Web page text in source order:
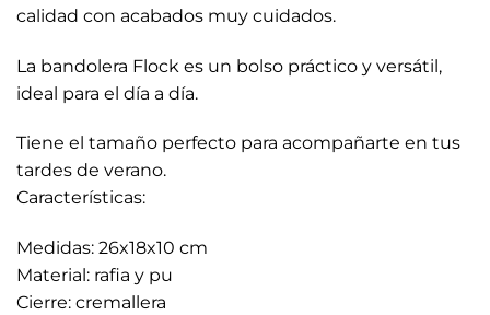
calidad con acabados muy cuidados.
La bandolera Flock es un bolso práctico y versátil,
ideal para el día a día.
Tiene el tamaño perfecto para acompañarte en tus
tardes de verano.
Características:
Medidas: 26x18x10 cm
Material: rafia y pu
Cierre: cremallera